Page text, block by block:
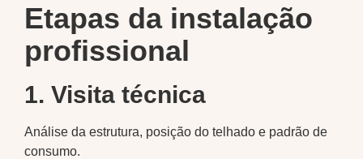
Etapas da instalação
profissional
1. Visita técnica
Análise da estrutura, posição do telhado e padrão de
consumo.